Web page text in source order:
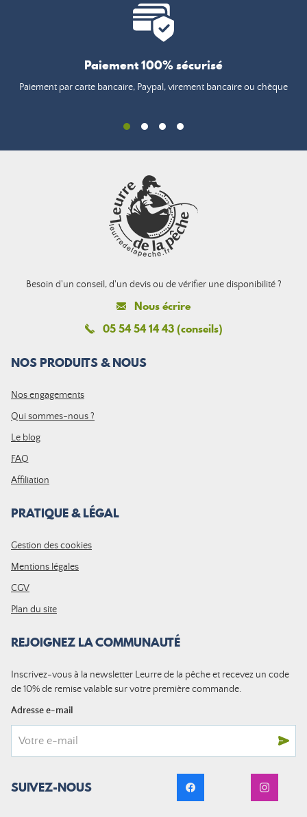
Paiement 100% sécurisé
Paiement par carte bancaire, Paypal, virement bancaire ou chèque
Besoin d'un conseil, d'un devis ou de vérifier une disponibilité ?
Nous écrire
05 54 54 14 43 (conseils)
NOS PRODUITS & NOUS
Nos engagements
Qui sommes-nous ?
Le blog
FAQ
Affiliation
PRATIQUE & LÉGAL
Gestion des cookies
Mentions légales
CGV
Plan du site
REJOIGNEZ LA COMMUNAUTÉ
Inscrivez-vous à la newsletter Leurre de la pêche et recevez un code
de 10% de remise valable sur votre première commande.
Adresse e-mail
SUIVEZ-NOUS